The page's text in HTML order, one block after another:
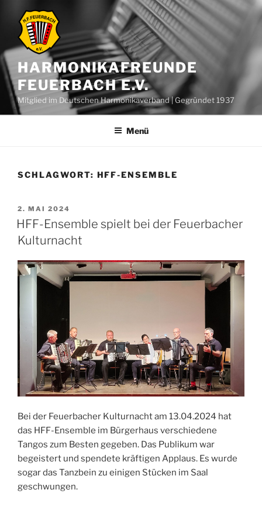
Inhalt
springen
HARMONIKAFREUNDE
FEUERBACH E.V.
Mitglied im Deutschen Harmonikaverband | Gegründet 1937
Menü
SCHLAGWORT: HFF-ENSEMBLE
VERÖFFENTLICHT
AM
2. MAI 2024
HFF-Ensemble spielt bei der Feuerbacher
Kulturnacht
Bei der Feuerbacher Kulturnacht am 13.04.2024 hat
das HFF-Ensemble im Bürgerhaus verschiedene
Tangos zum Besten gegeben. Das Publikum war
begeistert und spendete kräftigen Applaus. Es wurde
sogar das Tanzbein zu einigen Stücken im Saal
geschwungen.